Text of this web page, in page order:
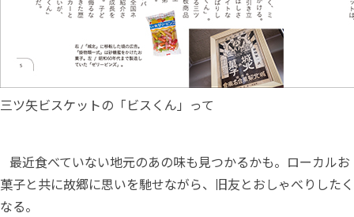
三ツ矢ビスケットの「ビスくん」って
最近食べていない地元のあの味も見つかるかも。ローカルお
菓子と共に故郷に思いを馳せながら、旧友とおしゃべりしたく
なる。